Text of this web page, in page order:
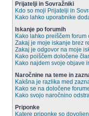
Prijatelji in Sovražniki
Kdo so moji Prijatelji in
Kako lahko uporabnike
Iskanje po forumih
Kako lahko preiščem forum
Zakaj je moje iskanje brez
Zakaj je odgovor na moje
Kako poiščem določene
Kako najdem svoje objave
Naročnine na teme in
Kakšna je razlika med
Kako se na določene
Kako svojo naročnino
Priponke
Katere priponke so